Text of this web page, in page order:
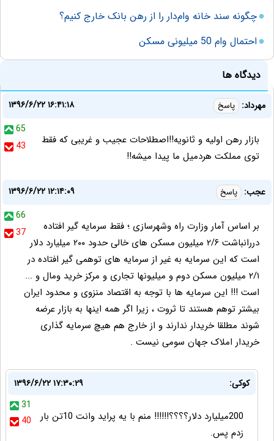
چگونه سند خانه وام‌دار را از رهن بانک خارج کنیم؟
احتمال وام 50 میلیونی مسکن
دیدگاه ها
مهرداد: پاسخ
۱۳۹۶/۶/۲۲ ۱۶:۴۱:۱۸
65
43
بازار رهن اولیه و ثانویه!!اصطلاحات عجیب و غریبی که فقط
توی مملکت هردمیل ما پیدا میشه!!
عجب: پاسخ
۱۳۹۶/۶/۲۲ ۱۲:۱۴:۰۹
66
37
بر اساس آمار وزارت راه وشهرسازی ؛ فقط سرمایه گیر افتاده
دررانباشت ۲/۶ میلیون مسکن های خالی حدود ۲۰۰ میلیارد دلار
است که این سرمایه به‌ غیر از سرمایه های توهمی گیر افتاده در
۲/۱ میلیون مسکن دوم و میلیونها تجاری و مرکز خرید و‌مال و ...
است !!! این سرمایه ها با توجه به اقتصاد منزوی و محدود ایران
بیشتر توهم هستند تا ثروت ، زیرا اگر همه اینها به بازار عرضه
شوند مطلقا خریدار ندارند و از خارج هم هیچ سرمایه گذاری
خریدار املاک جهان سومی نیست .
کوکی:
۱۳۹۶/۶/۲۲ ۱۷:۳۰:۲۹
31
40
200میلیارد دلار؟؟؟؟!!!!!! منم با یه پراید وانت 10تن بار
زدم پس.